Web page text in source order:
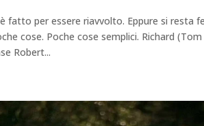
fatto per essere riavvolto. Eppure si resta
cose. Poche cose semplici. Richard
Robert...